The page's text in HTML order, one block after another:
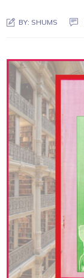
BY: SHUMS